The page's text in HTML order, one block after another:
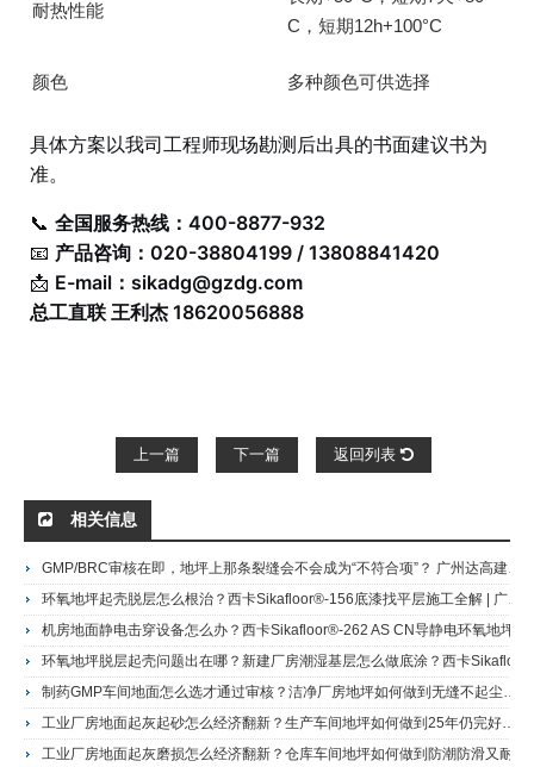
耐热性能
C，短期12h+100°C
颜色 多种颜色可供选择
具体方案以我司工程师现场勘测后出具的书面建议书为
准。
📞 全国服务热线：400-8877-932
📧 产品咨询：020-38804199 / 13808841420
📩 E-mail： sikadg@gzdg.com
总工直联 王利杰 18620056888
上一篇 下一篇 返回列表
相关信息
GMP/BRC审核在即，地坪上那条裂缝会不会成为“不符合项”？ 广州达高建材装饰工程有限公司 | 西卡二十八年合作伙伴 | 制药食品车间地坪合规专家
环氧地坪起壳脱层怎么根治？西卡Sikafloor®-156底漆找平层施工全解 | 广州达高·西卡地坪施工商+Sikafloor 156环氧地坪底漆及砂浆层
制药GMP车间地面怎么选才通过审核？洁净厂房地坪如何做到无缝不起尘？西卡Sikafloor-263 SL环氧自流平系统施工及技术服务 | 广州达高·西卡授权施工商Sikafloor-263 SL 双组份环氧自流平地面及撒播体系
工业厂房地面起灰起砂怎么经济翻新？生产车间地坪如何做到25年仍完好？西卡Sikafloor-264环氧薄涂系统施工及技术服务 | 广州达高·西卡授权施工商Sikafloor 264 环氧地坪涂料